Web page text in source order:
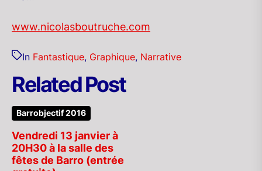
www.nicolasboutruche.com
In Fantastique, Graphique, Narrative
Related Post
Barrobjectif 2016
Vendredi 13 janvier à
20H30 à la salle des
fêtes de Barro (entrée